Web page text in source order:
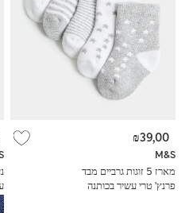
M&S
מארז 5 זוגות גרביים מבד
פרנץ' ט‎רי עשיר בכותנה
₪39,00
(2 סמול-5 סמול)